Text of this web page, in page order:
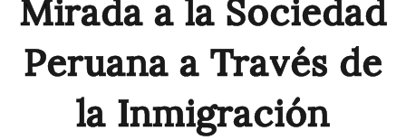
Mirada a la Sociedad
Peruana a Través de
la Inmigración